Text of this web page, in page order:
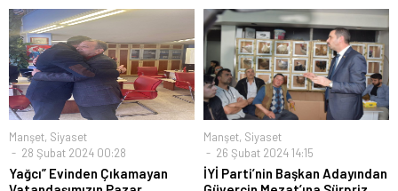
Manşet, Siyaset
28 Şubat 2024 00:28
Yağcı” Evinden Çıkamayan
Manşet, Siyaset
26 Şubat 2024 14:15
İYİ Parti’nin Başkan Adayından